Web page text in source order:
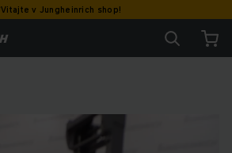
Vitajte v Jungheinrich shop!